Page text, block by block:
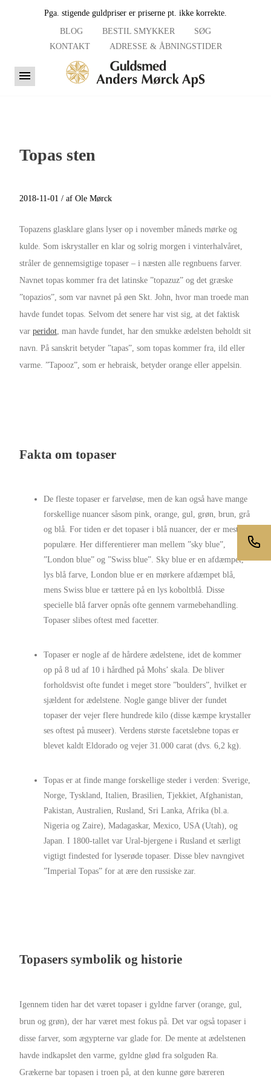
Pga. stigende guldpriser er priserne pt. ikke korrekte.
BLOG
BESTIL SMYKKER
SØG
KONTAKT
ADRESSE & ÅBNINGSTIDER
Topas sten
2018-11-01 / af Ole Mørck
Topazens glasklare glans lyser op i november måneds mørke og
kulde. Som iskrystaller en klar og solrig morgen i vinterhalvåret,
stråler de gennemsigtige topaser – i næsten alle regnbuens farver.
Navnet topas kommer fra det latinske ”topazuz” og det græske
”topazios”, som var navnet på øen Skt. John, hvor man troede man
havde fundet topas. Selvom det senere har vist sig, at det faktisk
var peridot , man havde fundet, har den smukke ædelsten beholdt sit
navn. På sanskrit betyder ”tapas”, som topas kommer fra, ild eller
varme. ”Tapooz”, som er hebraisk, betyder orange eller appelsin.
Fakta om topaser
De fleste topaser er farveløse, men de kan også have mange
forskellige nuancer såsom pink, orange, gul, grøn, brun, grå
og blå. For tiden er det topaser i blå nuancer, der er mest
populære. Her differentierer man mellem ”sky blue”,
”London blue” og ”Swiss blue”. Sky blue er en afdæmpet,
lys blå farve, London blue er en mørkere afdæmpet blå,
mens Swiss blue er tættere på en lys koboltblå. Disse
specielle blå farver opnås ofte gennem varmebehandling.
Topaser slibes oftest med facetter.
Topaser er nogle af de hårdere ædelstene, idet de kommer
op på 8 ud af 10 i hårdhed på Mohs’ skala. De bliver
forholdsvist ofte fundet i meget store ”boulders”, hvilket er
sjældent for ædelstene. Nogle gange bliver der fundet
topaser der vejer flere hundrede kilo (disse kæmpe krystaller
ses oftest på museer). Verdens største facetslebne topas er
blevet kaldt Eldorado og vejer 31.000 carat (dvs. 6,2 kg).
Topas er at finde mange forskellige steder i verden: Sverige,
Norge, Tyskland, Italien, Brasilien, Tjekkiet, Afghanistan,
Pakistan, Australien, Rusland, Sri Lanka, Afrika (bl.a.
Nigeria og Zaire), Madagaskar, Mexico, USA (Utah), og
Japan. I 1800-tallet var Ural-bjergene i Rusland et særligt
vigtigt findested for lyserøde topaser. Disse blev navngivet
”Imperial Topas” for at ære den russiske zar.
Topasers symbolik og historie
Igennem tiden har det været topaser i gyldne farver (orange, gul,
brun og grøn), der har været mest fokus på. Det var også topaser i
disse farver, som ægypterne var glade for. De mente at ædelstenen
havde indkapslet den varme, gyldne glød fra solguden Ra.
Grækerne bar topasen i troen på, at den kunne gøre bæreren